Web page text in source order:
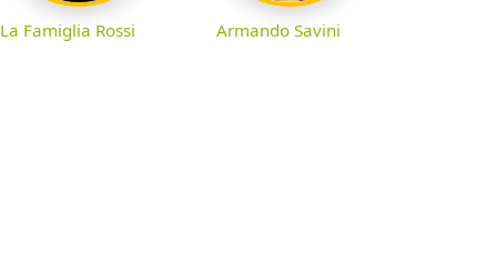
La Famiglia Rossi Armando Savini